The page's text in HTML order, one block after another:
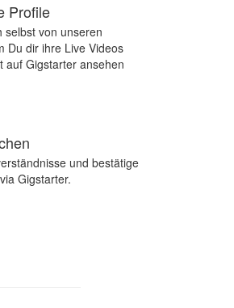
Profile
selbst von unseren
Du dir ihre Live Videos
auf Gigstarter ansehen
und bestätige
Gigstarter.